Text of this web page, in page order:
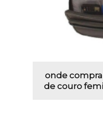
onde
de couro